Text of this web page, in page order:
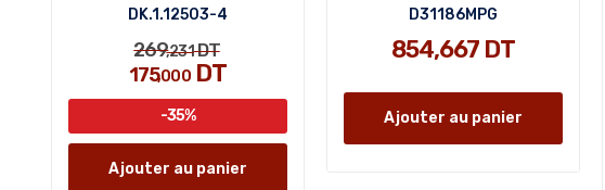
DK.1.12503-4
269,231DT
175,000DT
-35%
Ajouter au panier
D31186MPG
854,667 DT
Ajouter au panier